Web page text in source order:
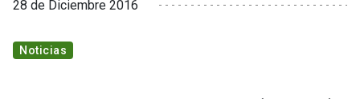
28 de Diciembre 2016
Noticias